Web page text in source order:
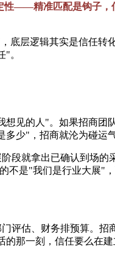
——精准匹配是钩子，
底层逻辑其实是信任
"。
想见的人"。如果招商团
少"，招商就沦为碰运气
段就拿出已确认到场的
不是"我们是行业大展"
评估、财务排预算。招
那一刻，信任要么在建